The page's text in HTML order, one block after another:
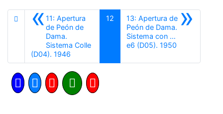
«11: Apertura
de Peón de
Dama.
Sistema Colle
(D04). 1946
12 »
13: Apertura de
Peón de Dama.
Sistema con …
e6 (D05). 1950